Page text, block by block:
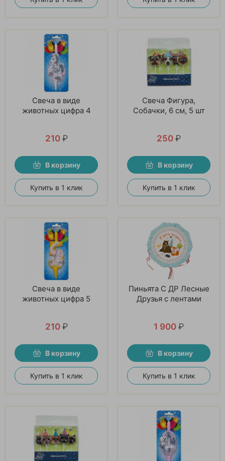
Свеча в виде
животных цифра 4
210 ₽
В корзину
Купить в 1 клик
Свеча Фигура,
Собачки, 6 см, 5 шт
250 ₽
В корзину
Купить в 1 клик
Свеча в виде
животных цифра 5
210 ₽
В корзину
Купить в 1 клик
Пиньята С ДР Лесные
Друзья с лентами
1 900 ₽
В корзину
Купить в 1 клик